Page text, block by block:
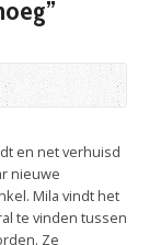
en net verhuisd
nieuwe
Mila vindt het
te vinden tussen
Ze